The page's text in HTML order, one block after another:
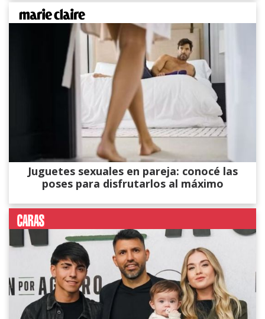
Juguetes sexuales en pareja: conocé las
poses para disfrutarlos al máximo